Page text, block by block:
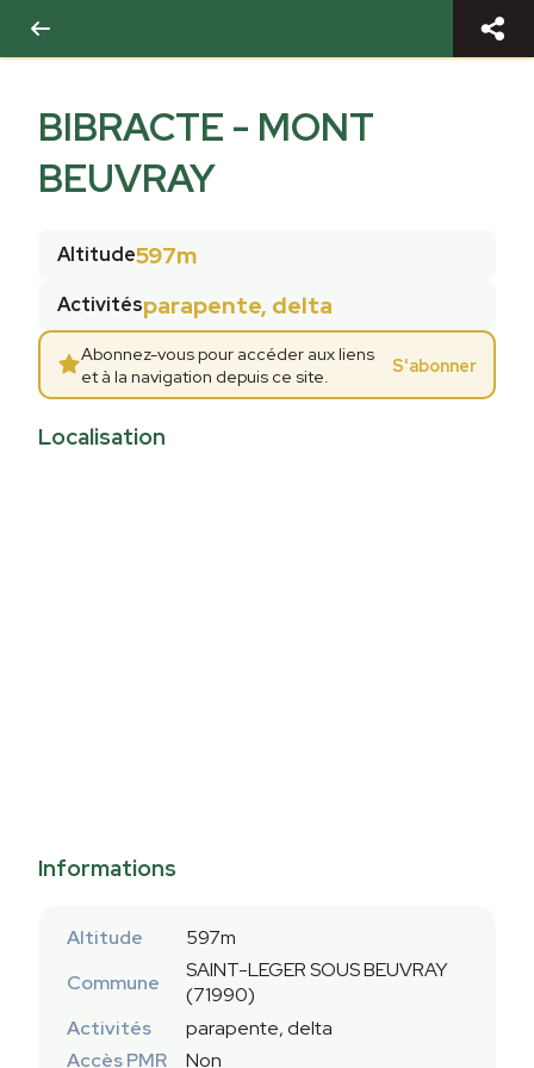
BIBRACTE - MONT
BEUVRAY
Altitude597m
Activitésparapente, delta
Abonnez-vous pour accéder aux liens
et à la navigation depuis ce site.
S'abonner
Localisation
Informations
Altitude
597m
Commune
SAINT-LEGER SOUS BEUVRAY
(71990)
Activités
parapente, delta
Accès PMR
Non